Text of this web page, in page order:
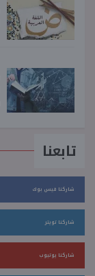
تابعنا
شاركنا فيس بوك
شاركنا تويتر
شاركنا يوتيوب